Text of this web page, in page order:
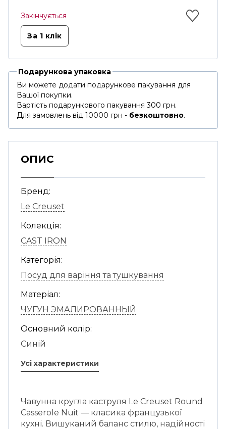
Закінчується
За 1 клiк
Подарункова упаковка
Ви можете додати подарункове пакування для
Вашої покупки.
Вартість подарункового пакування 300 грн.
Для замовлень від 10000 грн - безкоштовно.
ОПИС
Бренд:
Le Creuset
Колекція:
CAST IRON
Категорія:
Посуд для варіння та тушкування
Матеріал:
ЧУГУН ЭМАЛИРОВАННЫЙ
Основний колір:
Синій
Усі характеристики
Чавунна кругла каструля Le Creuset Round
Casserole Nuit — класика французької
кухні. Вишуканий баланс стилю, надійності